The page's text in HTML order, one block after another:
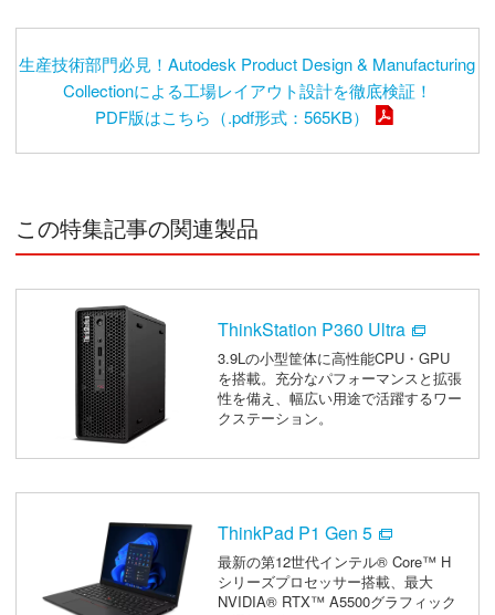
生産技術部門必見！Autodesk Product Design & Manufacturing
Collectionによる工場レイアウト設計を徹底検証！
PDF版はこちら（.pdf形式：565KB）
この特集記事の関連製品
ThinkStation P360 Ultra
3.9Lの小型筐体に高性能CPU・GPU
を搭載。充分なパフォーマンスと拡張
性を備え、幅広い用途で活躍するワー
クステーション。
ThinkPad P1 Gen 5
最新の第12世代インテル® Core™ H
シリーズプロセッサー搭載、最大
NVIDIA® RTX™ A5500グラフィック